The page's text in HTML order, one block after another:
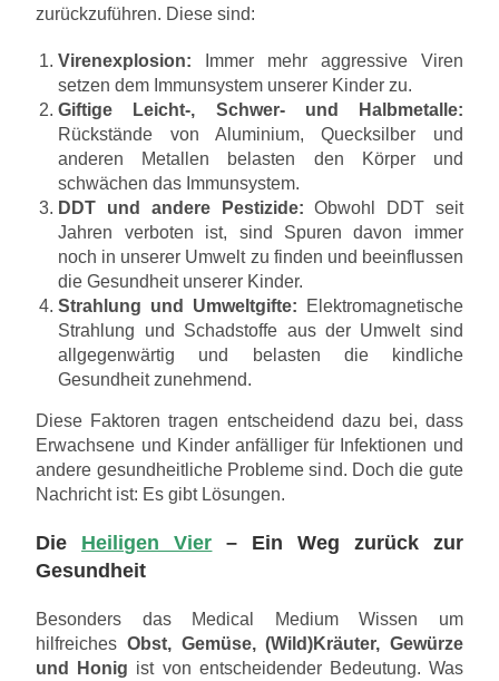
zurückzuführen. Diese sind:
Virenexplosion: Immer mehr aggressive Viren
setzen dem Immunsystem unserer Kinder zu.
Giftige Leicht-, Schwer- und Halbmetalle:
Rückstände von Aluminium, Quecksilber und
anderen Metallen belasten den Körper und
schwächen das Immunsystem.
DDT und andere Pestizide: Obwohl DDT seit
Jahren verboten ist, sind Spuren davon immer
noch in unserer Umwelt zu finden und beeinflussen
die Gesundheit unserer Kinder.
Strahlung und Umweltgifte: Elektromagnetische
Strahlung und Schadstoffe aus der Umwelt sind
allgegenwärtig und belasten die kindliche
Gesundheit zunehmend.
Diese Faktoren tragen entscheidend dazu bei, dass
Erwachsene und Kinder anfälliger für Infektionen und
andere gesundheitliche Probleme sind. Doch die gute
Nachricht ist: Es gibt Lösungen.
Die Heiligen Vier – Ein Weg zurück zur
Gesundheit
Besonders das Medical Medium Wissen um
hilfreiches Obst, Gemüse, (Wild)Kräuter, Gewürze
und Honig ist von entscheidender Bedeutung. Was